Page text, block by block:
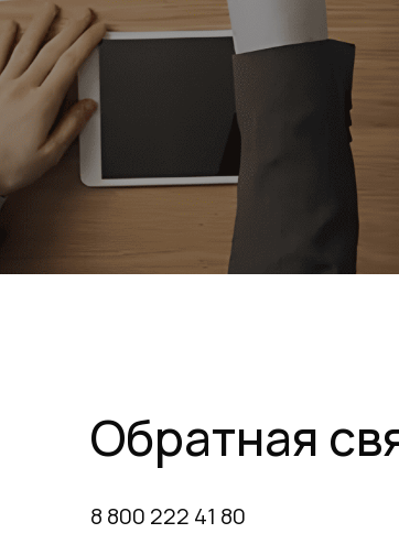
Обратная
8 800 222 41 80